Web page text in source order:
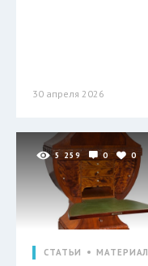
30 апреля 2026
5 259 0 0
СТАТЬИ МАТЕРИАЛ